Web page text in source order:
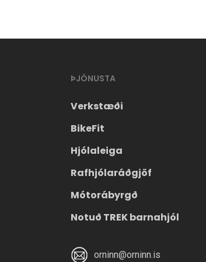
ÞJÓNUSTA
Verkstæði
BikeFit
Hjólaleiga
Rafhjólaráðgjöf
Mótorábyrgð
Notuð TREK barnahjól
orninn@orninn.is